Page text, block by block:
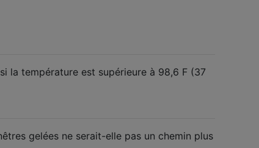
la température est supérieure à 98,6 F (37
gelées ne serait-elle pas un chemin plus